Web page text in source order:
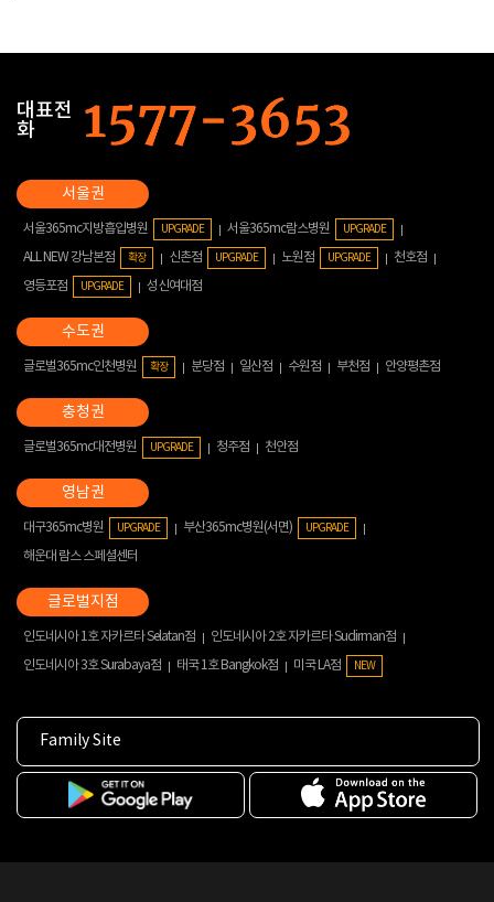
대표전
화
서울365mc지방흡입병원 UPGRADE 서울365mc람스병원 UPGRADE
ALL NEW 강남본점 확장 신촌점 UPGRADE 노원점 UPGRADE
천호점
영등포점
UPGRADE 성신여대점
글로벌365mc인천병원 확장 분당점 일산점 수원점 부천점 안양평촌점
글로벌365mc대전병원 UPGRADE 청주점 천안점
대구365mc병원 UPGRADE 부산365mc병원(서면) UPGRADE
해운대 람스 스페셜센터
인도네시아 1호 자카르타 Selatan점
인도네시아 2호 자카르타 Sudirman점
인도네시아 3호 Surabaya점
태국 1호 Bangkok점 미국 LA점 NEW
Family Site